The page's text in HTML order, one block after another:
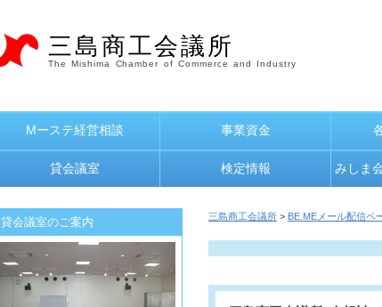
三島商工会議所
The Mishima Chamber of Commerce and Industry
Mーステ経営相談 事業資金
貸会議室 検定情報 みしま
三島商工会議所 > BE.MEメール配信ペ
貸会議室のご案内